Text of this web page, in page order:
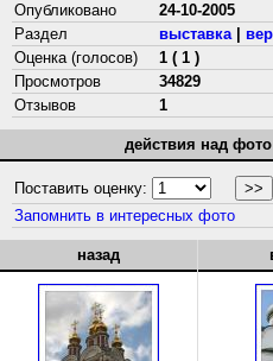
Опубликовано
24-10-2005
Раздел
выставка|
Оценка (голосов)
1 ( 1 )
Просмотров
34829
Отзывов
1
действия над фото
Поставить оценку:
Запомнить в интересных фото
назад